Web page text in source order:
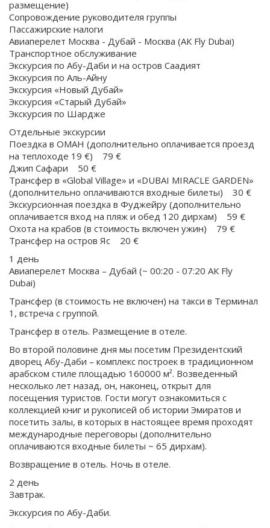
размещение)
Сопровождение руководителя группы
Пассажирские налоги
Авиаперелет Москва - Дубай - Москва (АК Fly Dubai)
Транспортное обслуживание
Экскурсия по Абу-Даби и на остров Саадият
Экскурсия по Аль-Айну
Экскурсия «Новый Дубай»
Экскурсия «Старый Дубай»
Экскурсия по Шардже
Отдельные экскурсии
Поездка в ОМАН (дополнительно оплачивается проезд
на теплоходе 19 €) 79 €
Джип Сафари 50 €
Трансфер в «Global Village» и «DUBAI MIRACLE GARDEN»
(дополнительно оплачиваются входные билеты) 30 €
Экскурсионная поездка в Фуджейру (дополнительно
оплачивается вход на пляж и обед 120 дирхам) 59 €
Охота на крабов (в стоимость включен ужин) 79 €
Трансфер на остров Яс 20 €
1 день
Авиаперелет Москва – Дубай (~ 00:20 - 07:20 АК Fly
Dubai)
Трансфер (в стоимость не включен) на такси в Терминал
1, встреча с группой.
Трансфер в отель. Размещение в отеле.
Во второй половине дня мы посетим Президентский
дворец Абу-Даби – комплекс построек в традиционном
арабском стиле площадью 160000 м². Возведенный
несколько лет назад, он, наконец, открыт для
посещения туристов. Гости могут ознакомиться с
коллекцией книг и рукописей об истории Эмиратов и
посетить залы, в которых в настоящее время проходят
международные переговоры (дополнительно
оплачиваются входные билеты ~ 65 дирхам).
Возвращение в отель. Ночь в отеле.
2 день
Завтрак.
Экскурсия по Абу-Даби.